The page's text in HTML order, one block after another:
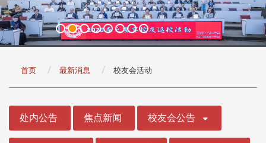
首页 最新消息 校友会活动
处内公告 焦点新闻 校友会公告